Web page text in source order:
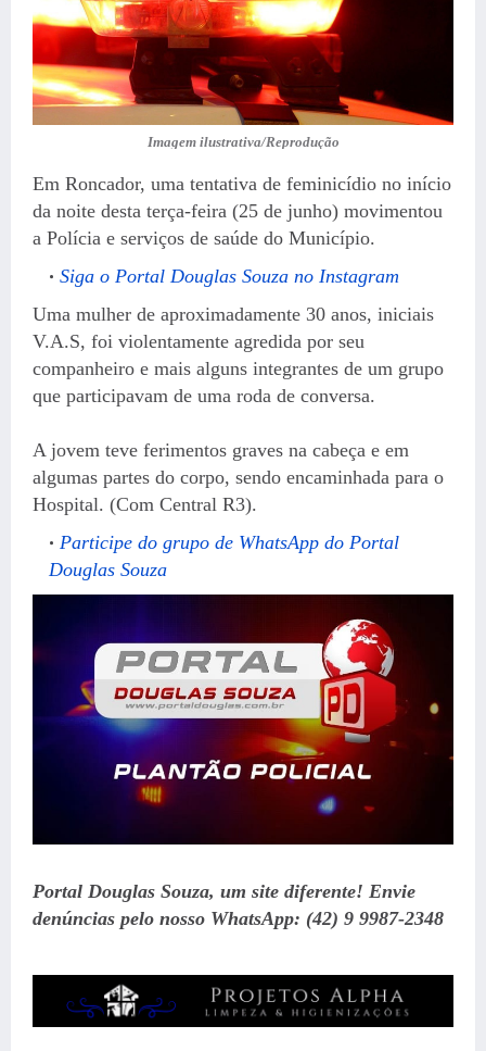
Imagem ilustrativa/Reprodução
Em Roncador, uma tentativa de feminicídio no início
da noite desta terça-feira (25 de junho) movimentou
a Polícia e serviços de saúde do Município.
Siga o Portal Douglas Souza no Instagram
Uma mulher de aproximadamente 30 anos, iniciais
V.A.S, foi violentamente agredida por seu
companheiro e mais alguns integrantes de um grupo
que participavam de uma roda de conversa.
A jovem teve ferimentos graves na cabeça e em
algumas partes do corpo, sendo encaminhada para o
Hospital. (Com Central R3).
Participe do grupo de WhatsApp do Portal
Douglas Souza
Portal Douglas Souza, um site diferente! Envie
denúncias pelo nosso WhatsApp: (42) 9 9987-2348